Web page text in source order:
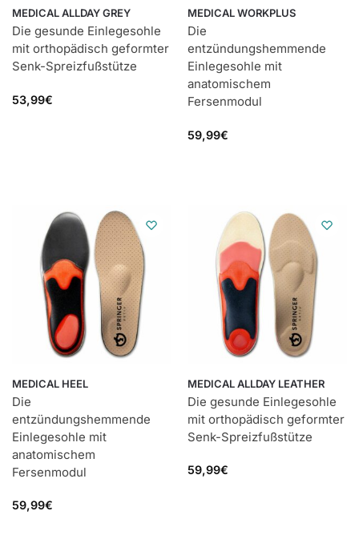
MEDICAL ALLDAY GREY
Die gesunde Einlegesohle
mit orthopädisch geformter
Senk-Spreizfußstütze
53,99€
MEDICAL WORKPLUS
Die
entzündungshemmende
Einlegesohle mit
anatomischem
Fersenmodul
59,99€
MEDICAL HEEL
Die
entzündungshemmende
Einlegesohle mit
anatomischem
Fersenmodul
59,99€
MEDICAL ALLDAY LEATHER
Die gesunde Einlegesohle
mit orthopädisch geformter
Senk-Spreizfußstütze
59,99€